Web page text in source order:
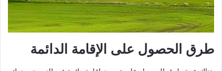
طرق الحصول على الإقامة الدائمة